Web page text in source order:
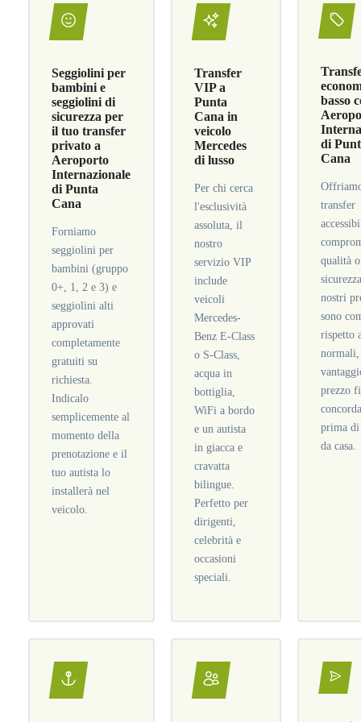
Seggiolini per
bambini e
seggiolini di
sicurezza per
il tuo transfer
privato a
Aeroporto
Internazionale
di Punta
Cana
Forniamo
seggiolini per
bambini (gruppo
0+, 1, 2 e 3) e
seggiolini alti
approvati
completamente
gratuiti su
richiesta.
Indicalo
semplicemente al
momento della
prenotazione e il
tuo autista lo
installerà nel
veicolo.
Transfer
VIP a
Punta
Cana in
veicolo
Mercedes
di lusso
Per chi cerca
l'esclusività
assoluta, il
nostro
servizio VIP
include
veicoli
Mercedes-
Benz E-Class
o S-Class,
acqua in
bottiglia,
WiFi a bordo
e un autista
in giacca e
cravatta
bilingue.
Perfetto per
dirigenti,
celebrità e
occasioni
speciali.
basso
di
Cana
transfer
qualità o
nostri
sono
rispetto
prezzo
prima
da casa.